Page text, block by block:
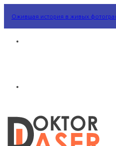
Ожившая история в живых